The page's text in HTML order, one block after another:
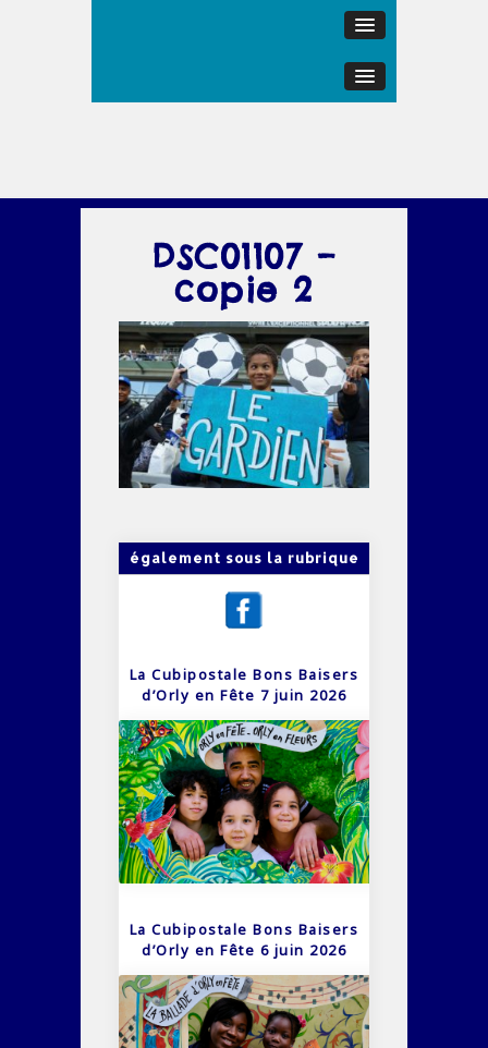
DSC01107 –
copie 2
également sous la rubrique
La Cubipostale Bons Baisers
d’Orly en Fête 7 juin 2026
La Cubipostale Bons Baisers
d’Orly en Fête 6 juin 2026